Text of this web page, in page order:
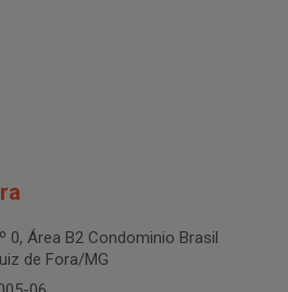
0, Área B2 Condominio Brasil
de Fora/MG